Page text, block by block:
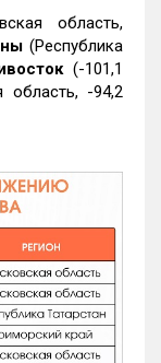
область,
(Республика
(-101,1
область, -94,2